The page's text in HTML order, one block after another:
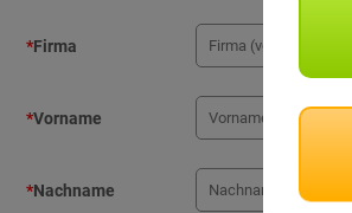
*Firma
*Vorname
*Nachname